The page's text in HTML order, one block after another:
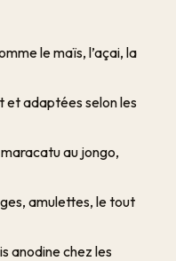
le maïs, l’açai, la
et adaptées selon les
au jongo,
amulettes, le tout
anodine chez les